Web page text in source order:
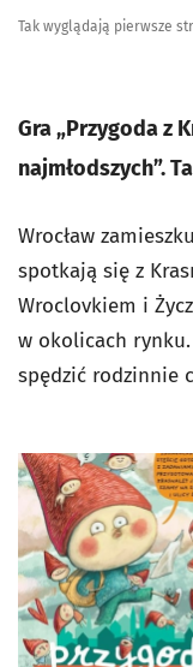
Tak wyglądają pierwsze
Gra „Przygoda z
najmłodszych”.
Wrocław
spotkają się z
Wroclovkiem i
w okolicach
spędzić rodzinnie